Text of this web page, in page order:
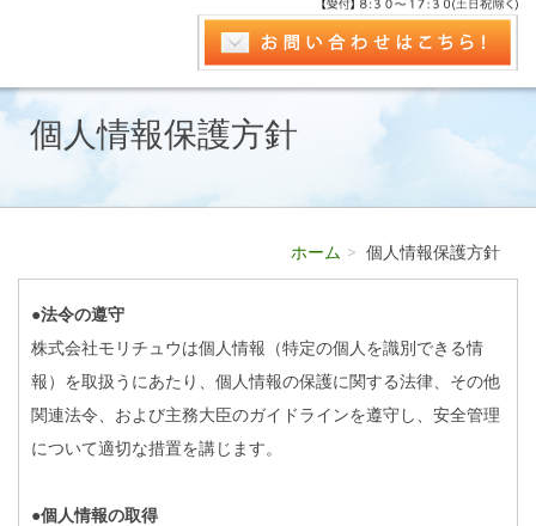
個人情報保護方針
ホーム 個人情報保護方針
●法令の遵守
株式会社モリチュウは個人情報（特定の個人を識別できる情
報）を取扱うにあたり、個人情報の保護に関する法律、その他
関連法令、および主務大臣のガイドラインを遵守し、安全管理
について適切な措置を講じます。
●個人情報の取得